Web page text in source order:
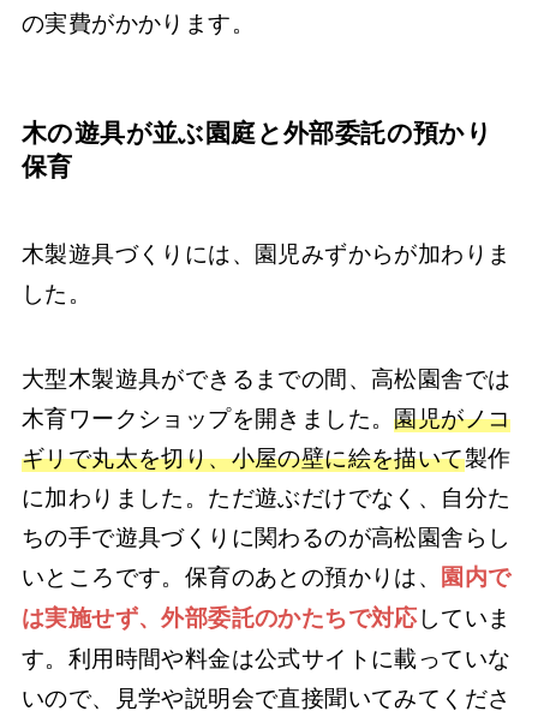
の実費がかかります。
木の遊具が並ぶ園庭と外部委託の預かり
保育
木製遊具づくりには、園児みずからが加わりま
した。
大型木製遊具ができるまでの間、高松園舎では
木育ワークショップを開きました。園児がノコ
ギリで丸太を切り、小屋の壁に絵を描いて製作
に加わりました。ただ遊ぶだけでなく、自分た
ちの手で遊具づくりに関わるのが高松園舎らし
いところです。保育のあとの預かりは、 園内で
は実施せず、外部委託のかたちで対応していま
す。利用時間や料金は公式サイトに載っていな
いので、見学や説明会で直接聞いてみてくださ